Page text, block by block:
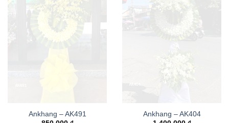
Ankhang – AK491
Ankhang – AK404